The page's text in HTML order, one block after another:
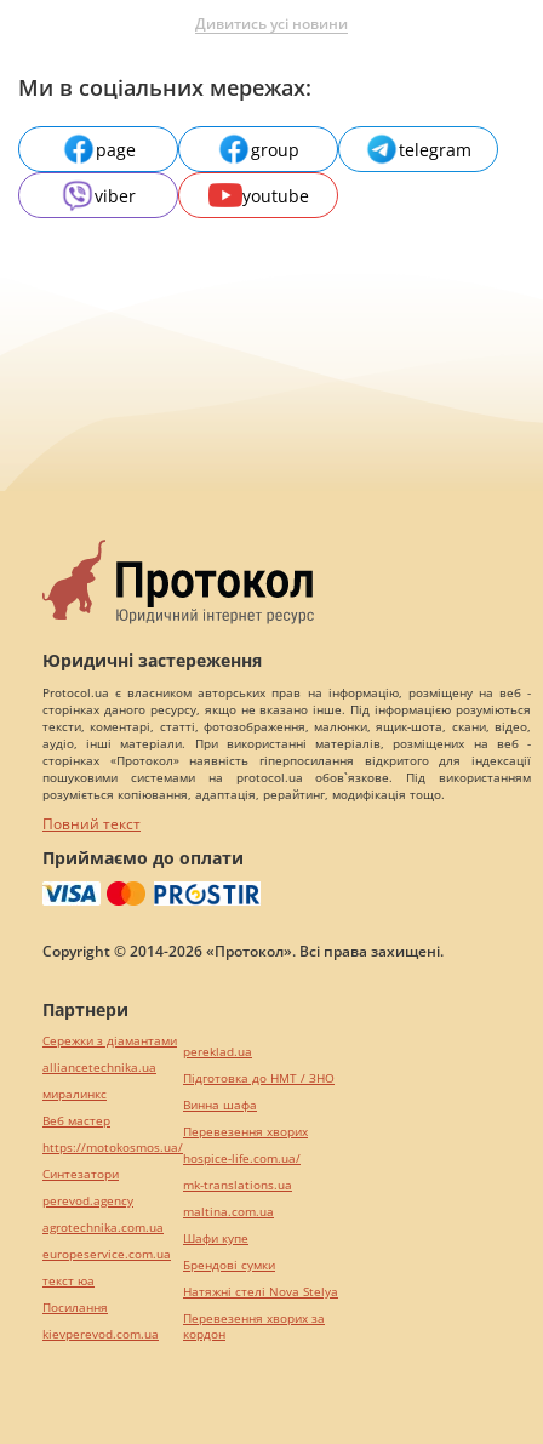
Дивитись усі новини
Ми в соціальних мережах:
page group
telegram
viber
youtube
Юридичні застереження
Protocol.ua є власником авторських прав на інформацію, розміщену на веб -
сторінках даного ресурсу, якщо не вказано інше. Під інформацією розуміються
тексти, коментарі, статті, фотозображення, малюнки, ящик-шота, скани, відео,
аудіо, інші матеріали. При використанні матеріалів, розміщених на веб -
сторінках «Протокол» наявність гіперпосилання відкритого для індексації
пошуковими системами на protocol.ua обов`язкове. Під використанням
розуміється копіювання, адаптація, рерайтинг, модифікація тощо.
Повний текст
Приймаємо до оплати
Copyright © 2014-2026 «Протокол». Всі права захищені.
Партнери
Сережки з діамантами
alliancetechnika.ua
миралинкс
Веб мастер
https://motokosmos.ua/
Синтезатори
perevod.agency
agrotechnika.com.ua
europeservice.com.ua
текст юа
Посилання
kievperevod.com.ua
pereklad.ua
Підготовка до НМТ / ЗНО
Винна шафа
Перевезення хворих
hospice-life.com.ua/
mk-translations.ua
maltina.com.ua
Шафи купе
Брендові сумки
Натяжні стелі Nova Stelya
Перевезення хворих за
кордон